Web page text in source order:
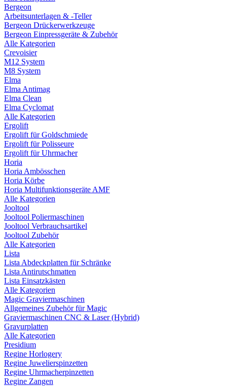
Bergeon
Arbeitsunterlagen & -Teller
Bergeon Drückerwerkzeuge
Bergeon Einpressgeräte & Zubehör
Alle Kategorien
Crevoisier
M12 System
M8 System
Elma
Elma Antimag
Elma Clean
Elma Cyclomat
Alle Kategorien
Ergolift
Ergolift für Goldschmiede
Ergolift für Polisseure
Ergolift für Uhrmacher
Horia
Horia Ambösschen
Horia Körbe
Horia Multifunktionsgeräte AMF
Alle Kategorien
Jooltool
Jooltool Poliermaschinen
Jooltool Verbrauchsartikel
Jooltool Zubehör
Alle Kategorien
Lista
Lista Abdeckplatten für Schränke
Lista Antirutschmatten
Lista Einsatzkästen
Alle Kategorien
Magic Graviermaschinen
Allgemeines Zubehör für Magic
Graviermaschinen CNC & Laser (Hybrid)
Gravurplatten
Alle Kategorien
Presidium
Regine Horlogery
Regine Juwelierspinzetten
Regine Uhrmacherpinzetten
Regine Zangen